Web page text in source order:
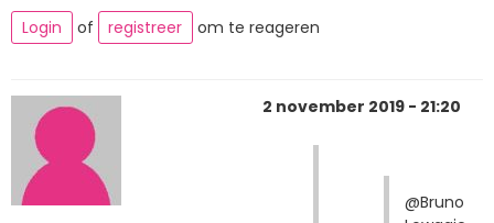
Login
of registreer om te reageren
2 november 2019 - 21:20
@Bruno